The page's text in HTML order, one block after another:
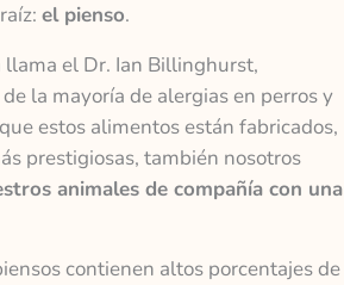
el pienso.
llama el Dr. Ian Billinghurst,
la mayoría de alergias en perros y
estos alimentos están fabricados,
prestigiosas, también nosotros
animales de compañía con una
contienen altos porcentajes de